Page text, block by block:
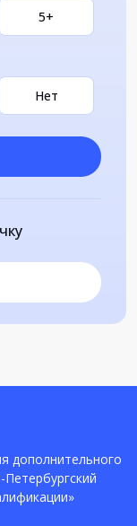
5+
Нет
дополнительного